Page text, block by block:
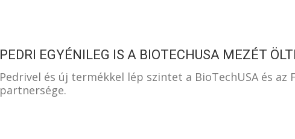
PEDRI EGYÉNILEG IS A BIOTECHUSA MEZÉT
Pedrivel és új termékkel lép szintet a BioTechUSA és az
partnersége.